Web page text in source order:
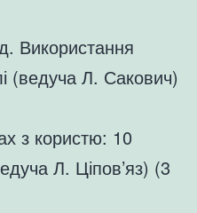
Використання
(ведуча Л. Сакович)
з користю: 10
Л. Ціпов’яз) (3